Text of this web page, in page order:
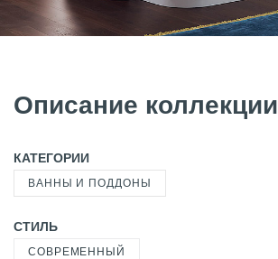
Описание коллекции
КАТЕГОРИИ
ВАННЫ И ПОДДОНЫ
СТИЛЬ
СОВРЕМЕННЫЙ